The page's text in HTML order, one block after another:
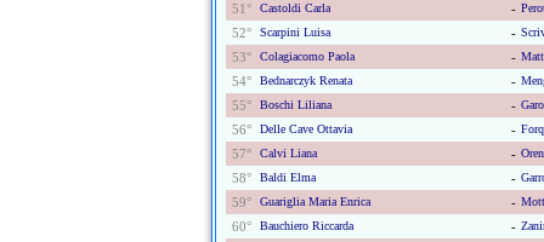
51° Castoldi Carla -
52° Scarpini Luisa -
53° Colagiacomo Paola -
54° Bednarczyk Renata -
55° Boschi Liliana -
56° Delle Cave Ottavia -
57° Calvi Liana -
58° Baldi Elma -
59° Guariglia Maria Enrica -
60° Bauchiero Riccarda -